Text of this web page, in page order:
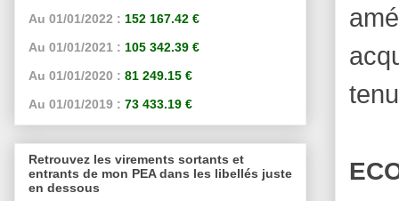
Au 01/01/2022 : 152 167.42 €
Au 01/01/2021 : 105 342.39 €
Au 01/01/2020 : 81 249.15 €
Au 01/01/2019 : 73 433.19 €
Retrouvez les virements sortants et
entrants de mon PEA dans les libellés juste
en dessous